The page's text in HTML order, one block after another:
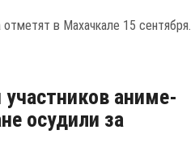
в Махачкале 15 сентября.
участников аниме-
осудили за